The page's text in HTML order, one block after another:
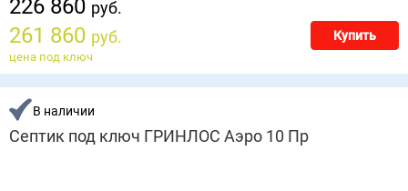
226 860 руб.
261 860 руб. Купить
цена под ключ
В наличии
Септик под ключ ГРИНЛОС Аэро 10 Пр